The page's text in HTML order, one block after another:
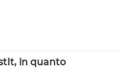
in quanto